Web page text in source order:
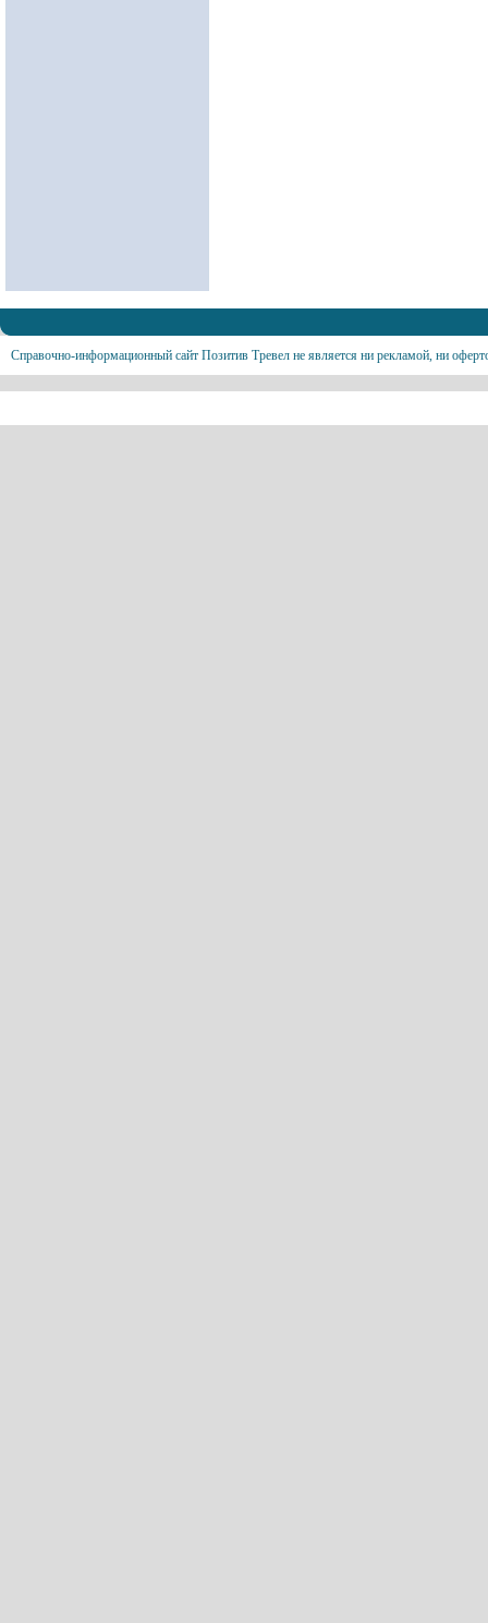
Справочно-информационный сайт Позитив Тревел не является ни рекламой, ни